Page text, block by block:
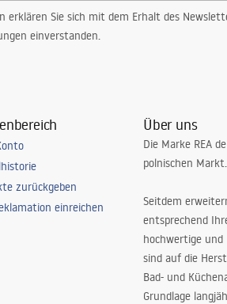
erklären Sie sich mit dem Erhalt des
einverstanden.
zurückgeben
einreichen
Über uns
Die Marke REA
polnischen Markt.
Seitdem
entsprechend
hochwertige und
sind auf die
Bad- und
Grundlage